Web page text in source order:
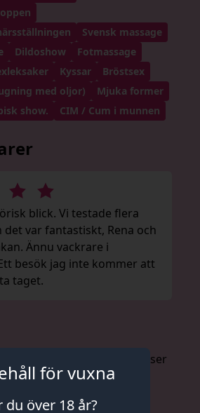
Svensk massage
Dildoshow
Fotmassage
Kyssar
Bröstsex
med oljor)
Mjuka former
show.
CIM / Cum i munnen
blick. Vi testade flera
var fantastiskt, Rena och
Ännu vackrare i
besök jag inte kommer att
taget.
och utan förpliktelser
för vuxna
du över 18 år?